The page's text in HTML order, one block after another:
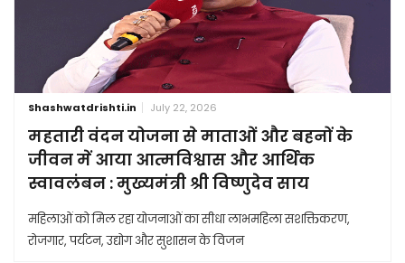
Shashwatdrishti.in July 22, 2026
महतारी वंदन योजना से माताओं और बहनों के
जीवन में आया आत्मविश्वास और आर्थिक
स्वावलंबन : मुख्यमंत्री श्री विष्णुदेव साय
महिलाओं को मिल रहा योजनाओं का सीधा लाभमहिला सशक्तिकरण,
रोजगार, पर्यटन, उद्योग और सुशासन के विजन